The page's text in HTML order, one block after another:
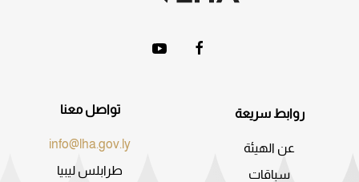
روابط سريعة
عن الهيئة
سباقات
تواصل معنا
info@lha.gov.ly
طرابلس ليبيا